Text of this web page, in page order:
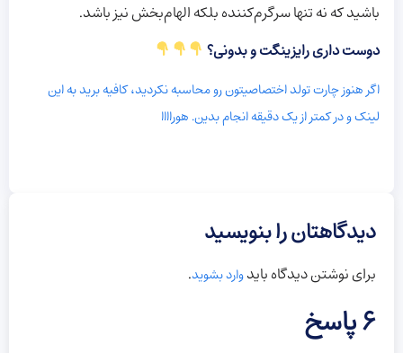
باشید که نه تنها سرگرم‌کننده بلکه الهام‌بخش نیز باشد.
دوست داری رایزینگت و بدونی؟
اگر هنوز چارت تولد اختصاصیتون رو محاسبه نکردید، کافیه برید به این
لینک و در کمتر از یک دقیقه انجام بدین. هوراااا
6 پاسخ
دیدگاهتان را بنویسید
برای نوشتن دیدگاه بایدوارد بشوید.